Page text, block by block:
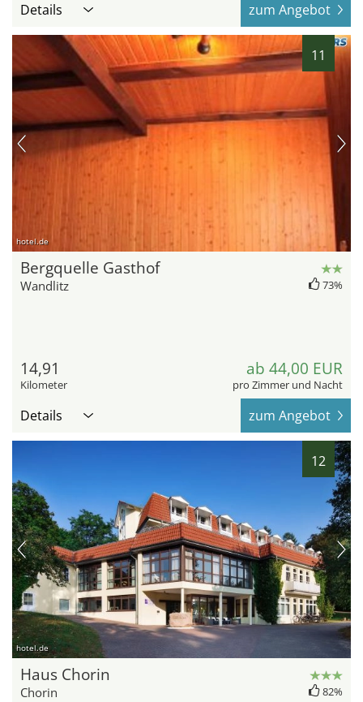
Details zum Angebot
11
hotel.de
Bergquelle Gasthof
Wandlitz 73%
14,91
Kilometer
ab 44,00 EUR
pro Zimmer und Nacht
Details zum Angebot
12
hotel.de
Haus Chorin
Chorin 82%